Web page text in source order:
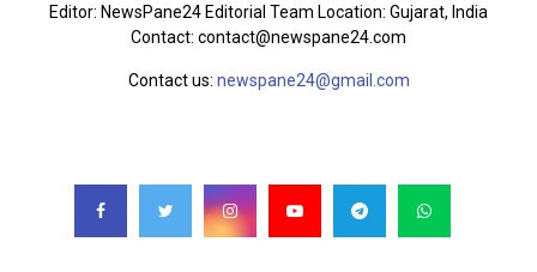
Editor: NewsPane24 Editorial Team Location: Gujarat, India
Contact: contact@newspane24.com
Contact us: newspane24@gmail.com